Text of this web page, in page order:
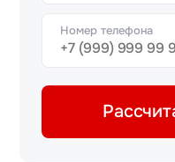
Номер телефона